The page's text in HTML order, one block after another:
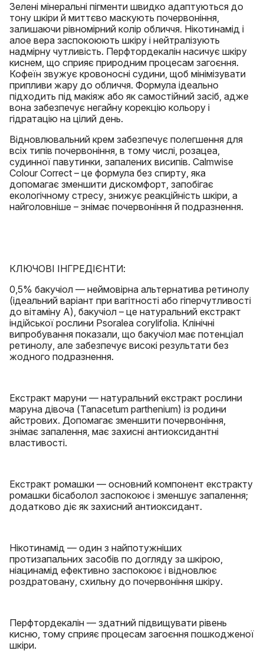
Зелені мінеральні пігменти швидко адаптуються до
тону шкіри й миттєво маскують почервоніння,
залишаючи рівномірний колір обличчя. Нікотинамід і
алое вера заспокоюють шкіру і нейтралізують
надмірну чутливість. Перфтордекалін насичує шкіру
киснем, що сприяє природним процесам загоєння.
Кофеїн звужує кровоносні судини, щоб мінімізувати
припливи жару до обличчя. Формула ідеально
підходить під макіяж або як самостійний засіб, адже
вона забезпечує негайну корекцію кольору і
гідратацію на цілий день.
Відновлювальний крем забезпечує полегшення для
всіх типів почервоніння, в тому числі, розацеа,
судинної павутинки, запалених висипів. Calmwise
Colour Correct – це формула без спирту, яка
допомагає зменшити дискомфорт, запобігає
екологічному стресу, знижує реакційність шкіри, а
найголовніше – знімає почервоніння й подразнення.
КЛЮЧОВІ ІНГРЕДІЄНТИ:
0,5% бакучіол — неймовірна альтернатива ретинолу
(ідеальний варіант при вагітності або гіперчутливості
до вітаміну А), бакучіол – це натуральний екстракт
індійської рослини Psoralea corylifolia. Клінічні
випробування показали, що бакучіол має потенціал
ретинолу, але забезпечує високі результати без
жодного подразнення.
Екстракт маруни — натуральний екстракт рослини
маруна дівоча (Tanacetum parthenium) із родини
айстрових. Допомагає зменшити почервоніння,
знімає запалення, має захисні антиоксидантні
властивості.
Екстракт ромашки — основний компонент екстракту
ромашки бісаболол заспокоює і зменшує запалення;
додатково діє як захисний антиоксидант.
Нікотинамід — один з найпотужніших
протизапальних засобів по догляду за шкірою,
ніацинамід ефективно заспокоює і відновлює
роздратовану, схильну до почервоніння шкіру.
Перфтордекалін — здатний підвищувати рівень
кисню, тому сприяє процесам загоєння пошкодженої
шкіри.